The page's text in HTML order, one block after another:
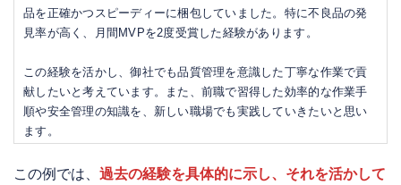
品を正確かつスピーディーに梱包していました。特に不良品の発
見率が高く、月間MVPを2度受賞した経験があります。
この経験を活かし、御社でも品質管理を意識した丁寧な作業で貢
献したいと考えています。また、前職で習得した効率的な作業手
順や安全管理の知識を、新しい職場でも実践していきたいと思い
ます。
この例では、 過去の経験を具体的に示し、それを活かして